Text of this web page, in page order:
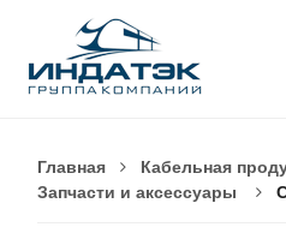
Главная Кабельная
Запчасти и аксессуары